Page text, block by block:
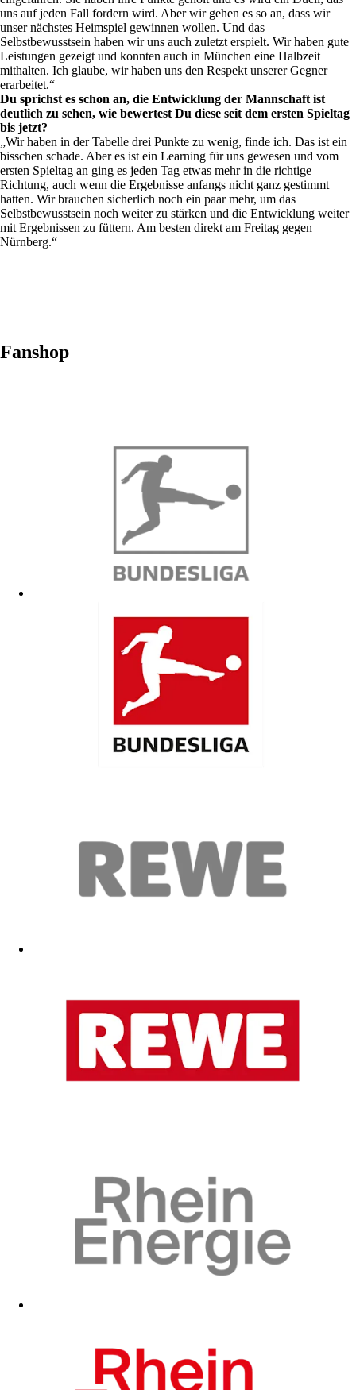
uns auf jeden Fall fordern wird. Aber wir gehen es so an, dass wir
unser nächstes Heimspiel gewinnen wollen. Und das
Selbstbewusstsein haben wir uns auch zuletzt erspielt. Wir haben gute
Leistungen gezeigt und konnten auch in München eine Halbzeit
mithalten. Ich glaube, wir haben uns den Respekt unserer Gegner
erarbeitet.“
Du sprichst es schon an, die Entwicklung der Mannschaft ist
deutlich zu sehen, wie bewertest Du diese seit dem ersten Spieltag
bis jetzt?
„Wir haben in der Tabelle drei Punkte zu wenig, finde ich. Das ist ein
bisschen schade. Aber es ist ein Learning für uns gewesen und vom
ersten Spieltag an ging es jeden Tag etwas mehr in die richtige
Richtung, auch wenn die Ergebnisse anfangs nicht ganz gestimmt
hatten. Wir brauchen sicherlich noch ein paar mehr, um das
Selbstbewusstsein noch weiter zu stärken und die Entwicklung weiter
mit Ergebnissen zu füttern. Am besten direkt am Freitag gegen
Nürnberg.“
Fanshop
Zum Fanshop